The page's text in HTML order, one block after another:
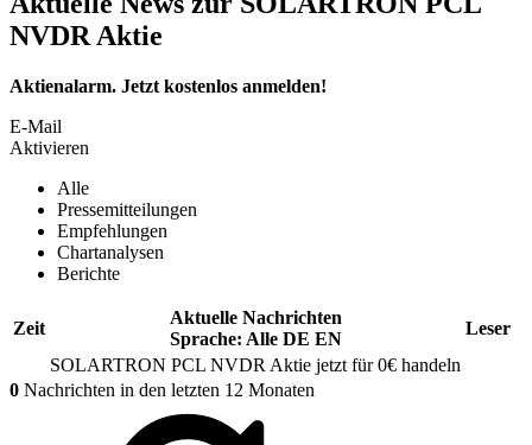
NVDR Aktie
Aktienalarm. Jetzt kostenlos anmelden!
E-Mail
Aktivieren
Alle
Pressemitteilungen
Empfehlungen
Chartanalysen
Berichte
Zeit
Aktuelle Nachrichten
Sprache: Alle DE EN
Leser
SOLARTRON PCL NVDR Aktie jetzt für 0€ handeln
0 Nachrichten in den letzten 12 Monaten